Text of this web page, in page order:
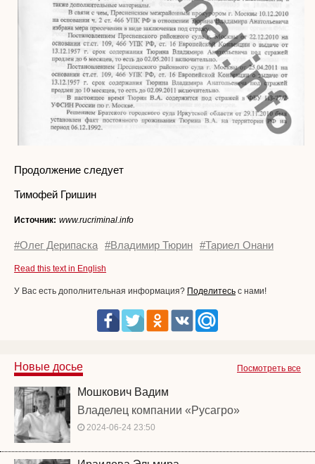
Продолжение следует
Тимофей Гришин
Источник: www.rucriminal.info
#Олег Дерипаска #Владимир Тюрин #Тариел Онани
Read this text in English
У Вас есть дополнительная информация? Поделитесь с нами!
Посмотреть все
Новые досье
Мошкович Вадим
Владелец компании «Русагро»
2024-06-24 23:50